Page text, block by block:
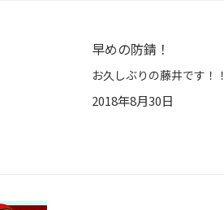
早めの防錆！
2018年8月30日